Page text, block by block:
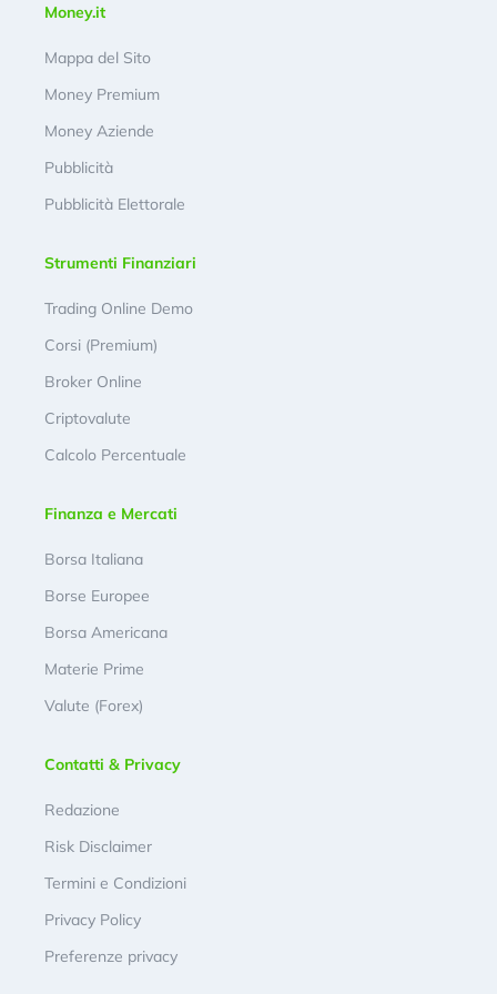
Money.it
Mappa del Sito
Money Premium
Money Aziende
Pubblicità
Pubblicità Elettorale
Strumenti Finanziari
Trading Online Demo
Corsi (Premium)
Broker Online
Criptovalute
Calcolo Percentuale
Finanza e Mercati
Borsa Italiana
Borse Europee
Borsa Americana
Materie Prime
Valute (Forex)
Contatti & Privacy
Redazione
Risk Disclaimer
Termini e Condizioni
Privacy Policy
Preferenze privacy